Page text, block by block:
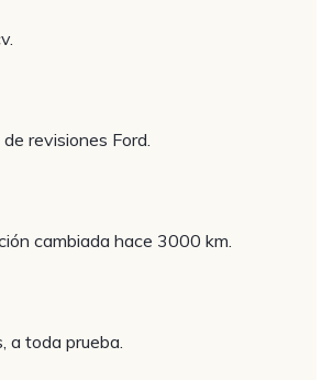
revisiones Ford.
cambiada hace 3000 km.
a toda prueba.